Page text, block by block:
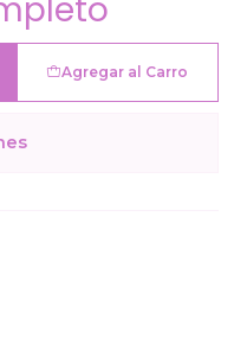
Agregar al Carro